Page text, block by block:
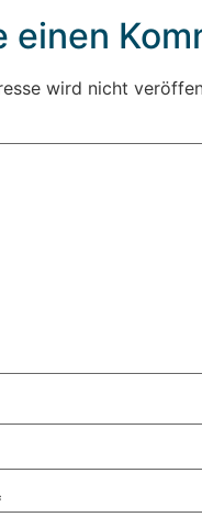
einen
wird nicht